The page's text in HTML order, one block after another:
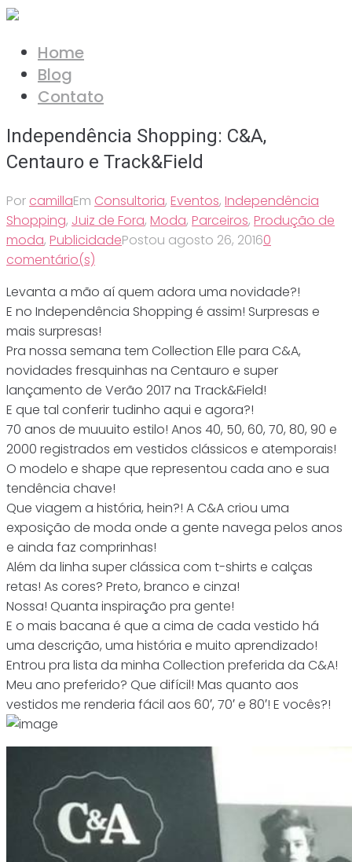
Ir
conteúdo
Home
Blog
Contato
Independência Shopping: C&A,
Centauro e Track&Field
Por camillaEm Consultoria, Eventos, Independência
Shopping, Juiz de Fora, Moda, Parceiros, Produção de
moda, PublicidadePostou agosto 26, 20160
comentário(s)
Levanta a mão aí quem adora uma novidade?!
E no Independência Shopping é assim! Surpresas e
mais surpresas!
Pra nossa semana tem Collection Elle para C&A,
novidades fresquinhas na Centauro e super
lançamento de Verão 2017 na Track&Field!
E que tal conferir tudinho aqui e agora?!
70 anos de muuuito estilo! Anos 40, 50, 60, 70, 80, 90 e
2000 registrados em vestidos clássicos e atemporais!
O modelo e shape que representou cada ano e sua
tendência chave!
Que viagem a história, hein?! A C&A criou uma
exposição de moda onde a gente navega pelos anos
e ainda faz comprinhas!
Além da linha super clássica com t-shirts e calças
retas! As cores? Preto, branco e cinza!
Nossa! Quanta inspiração pra gente!
E o mais bacana é que a cima de cada vestido há
uma descrição, uma história e muito aprendizado!
Entrou pra lista da minha Collection preferida da C&A!
Meu ano preferido? Que difícil! Mas quanto aos
vestidos me renderia fácil aos 60′, 70′ e 80′! E vocês?!